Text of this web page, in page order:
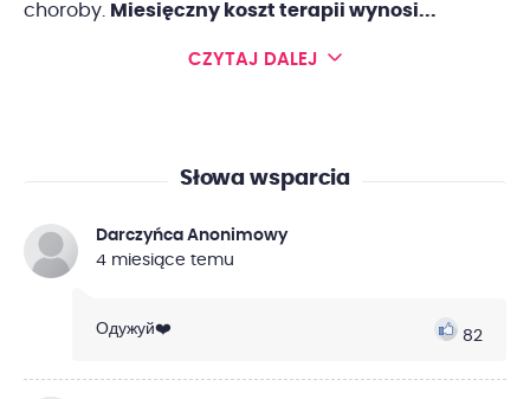
choroby.
Miesięczny koszt terapii wynosi...
CZYTAJ DALEJ
Słowa wsparcia
Darczyńca Anonimowy
4 miesiące temu
Одужуй❤️ 82